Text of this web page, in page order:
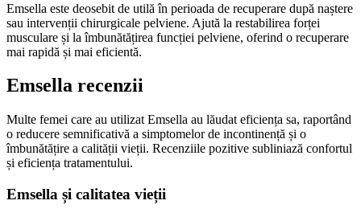
Emsella este deosebit de utilă în perioada de recuperare după naștere
sau intervenții chirurgicale pelviene. Ajută la restabilirea forței
musculare și la îmbunătățirea funcției pelviene, oferind o recuperare
mai rapidă și mai eficientă.
Emsella recenzii
Multe femei care au utilizat Emsella au lăudat eficiența sa, raportând
o reducere semnificativă a simptomelor de incontinență și o
îmbunătățire a calității vieții. Recenziile pozitive subliniază confortul
și eficiența tratamentului.
Emsella și calitatea vieții